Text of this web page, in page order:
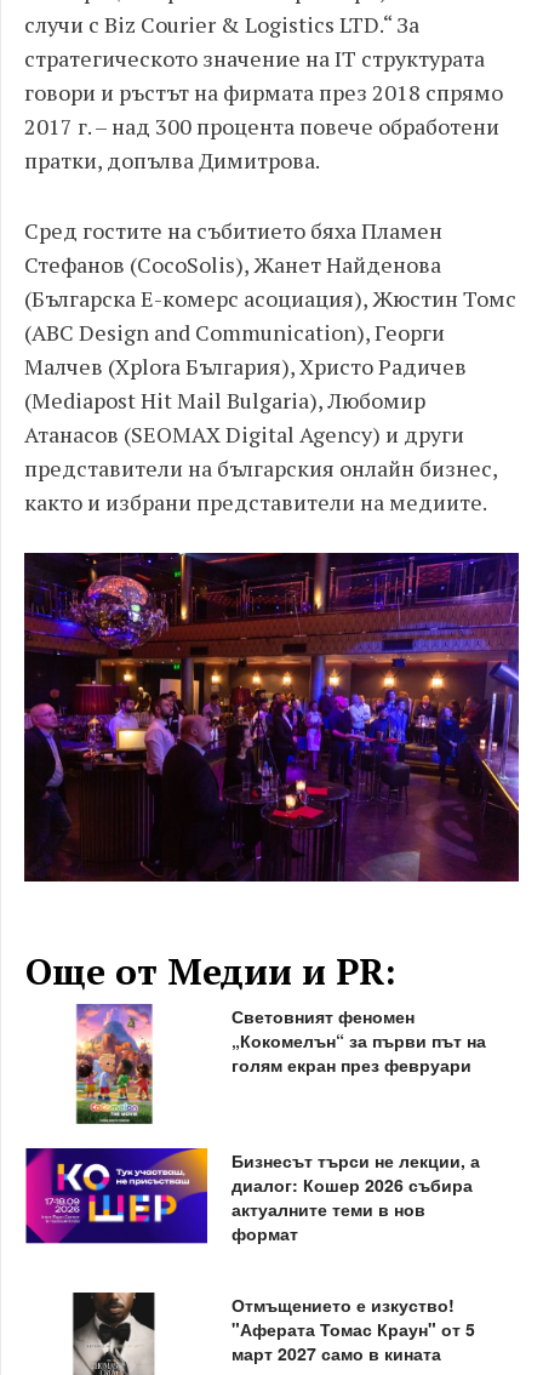
случи с Biz Courier & Logistics LTD.“ За
стратегическото значение на IT структурата
говори и ръстът на фирмата през 2018 спрямо
2017 г. – над 300 процента повече обработени
пратки, допълва Димитрова.
Сред гостите на събитието бяха Пламен
Стефанов (CocoSolis), Жанет Найденова
(Българска Е-комeрс асоциация), Жюстин Томс
(ABC Design and Communication), Георги
Малчев (Xplora България), Христо Радичев
(Mediapost Hit Mail Bulgaria), Любомир
Атанасов (SEOMAX Digital Agency) и други
представители на българския онлайн бизнес,
както и избрани представители на медиите.
Още от Медии и PR:
Световният феномен
„Кокомелън“ за първи път на
голям екран през февруари
Бизнесът търси не лекции, а
диалог: Кошер 2026 събира
актуалните теми в нов
формат
Отмъщението е изкуство!
"Аферата Томас Краун" от 5
март 2027 само в кината